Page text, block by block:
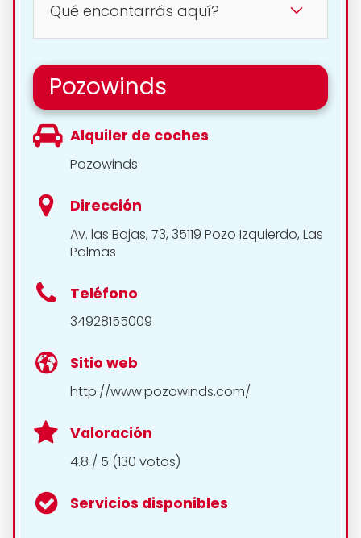
Qué encontarrás aquí?
Pozowinds
Alquiler de coches
Pozowinds
Dirección
Av. las Bajas, 73, 35119 Pozo Izquierdo, Las
Palmas
Teléfono
34928155009
Sitio web
http://www.pozowinds.com/
Valoración
4.8 / 5 (130 votos)
Servicios disponibles